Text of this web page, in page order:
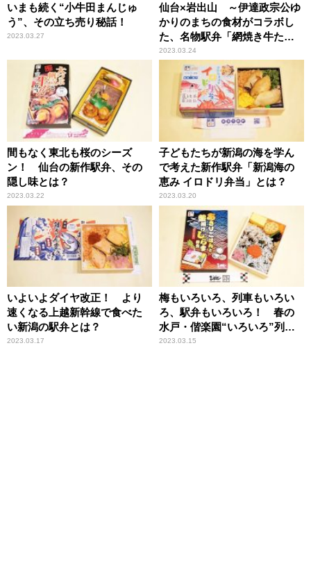
いまも続く“小牛田まんじゅ
う”、その立ち売り秘話！
2023.03.27
仙台×岩出山 ～伊達政宗公ゆ
かりのまちの食材がコラボし
た、名物駅弁「網焼き牛たん
弁当」の味噌味！
2023.03.24
間もなく東北も桜のシーズ
ン！ 仙台の新作駅弁、その
隠し味とは？
2023.03.22
子どもたちが新潟の海を学ん
で考えた新作駅弁「新潟海の
恵み イロドリ弁当」とは？
2023.03.20
いよいよダイヤ改正！ より
速くなる上越新幹線で食べた
い新潟の駅弁とは？
2023.03.17
梅もいろいろ、列車もいろい
ろ、駅弁もいろいろ！ 春の
水戸・偕楽園“いろいろ”列車
旅
2023.03.15